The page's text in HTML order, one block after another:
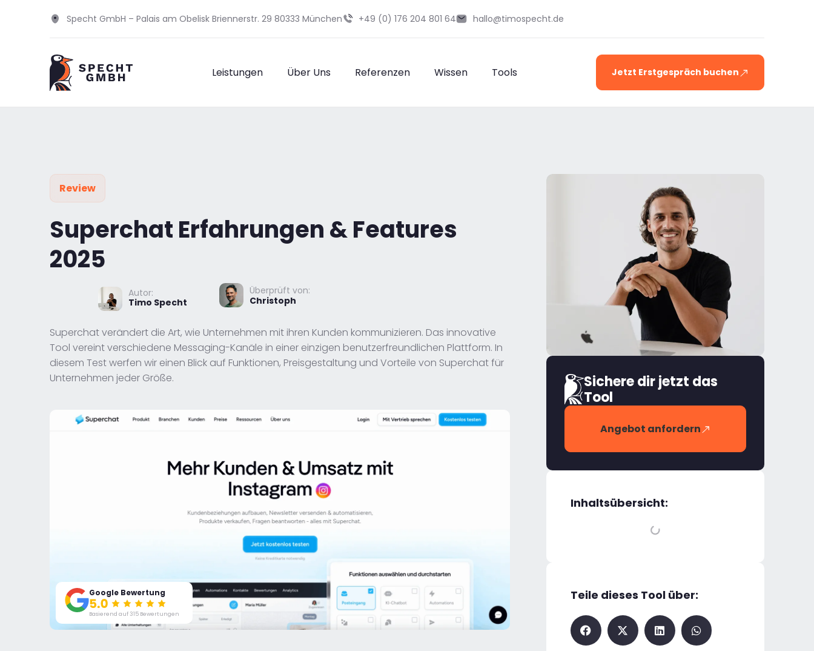
Specht GmbH – Palais am Obelisk Briennerstr. 29 80333 München +49 (0) 176 204 801 64 hallo@timospecht.de
Leistungen Über Uns Referenzen Wissen Tools Jetzt Erstgespräch buchen
Review
Superchat Erfahrungen & Features
2025
Autor:
Timo Specht
Überprüft von:
Christoph
Superchat verändert die Art, wie Unternehmen mit ihren Kunden kommunizieren. Das innovative
Tool vereint verschiedene Messaging-Kanäle in einer einzigen benutzerfreundlichen Plattform. In
diesem Test werfen wir einen Blick auf Funktionen, Preisgestaltung und Vorteile von Superchat für
Unternehmen jeder Größe.
Google Bewertung
Basierend auf 315 Bewertungen
Sichere dir jetzt das
Tool
Angebot anfordern
Inhaltsübersicht:
Teile dieses Tool über: